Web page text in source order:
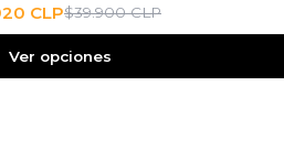
CLP$39.900 CLP
Ver opciones